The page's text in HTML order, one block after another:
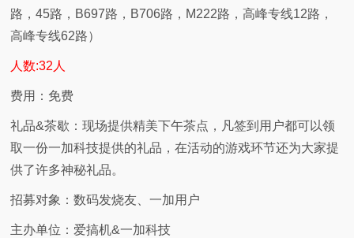
路，45路，B697路，B706路，M222路，高峰专线12路，
高峰专线62路）
人数:32人
费用：免费
礼品&茶歇：现场提供精美下午茶点，凡签到用户都可以领
取一份一加科技提供的礼品，在活动的游戏环节还为大家提
供了许多神秘礼品。
招募对象：数码发烧友、一加用户
主办单位：爱搞机&一加科技